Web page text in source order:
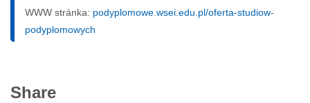
WWW stránka: podyplomowe.wsei.edu.pl/oferta-studiow-
podyplomowych
Share